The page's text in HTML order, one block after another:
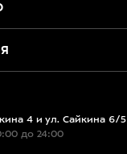
4 и ул. Сайкина 6/5
до 24:00